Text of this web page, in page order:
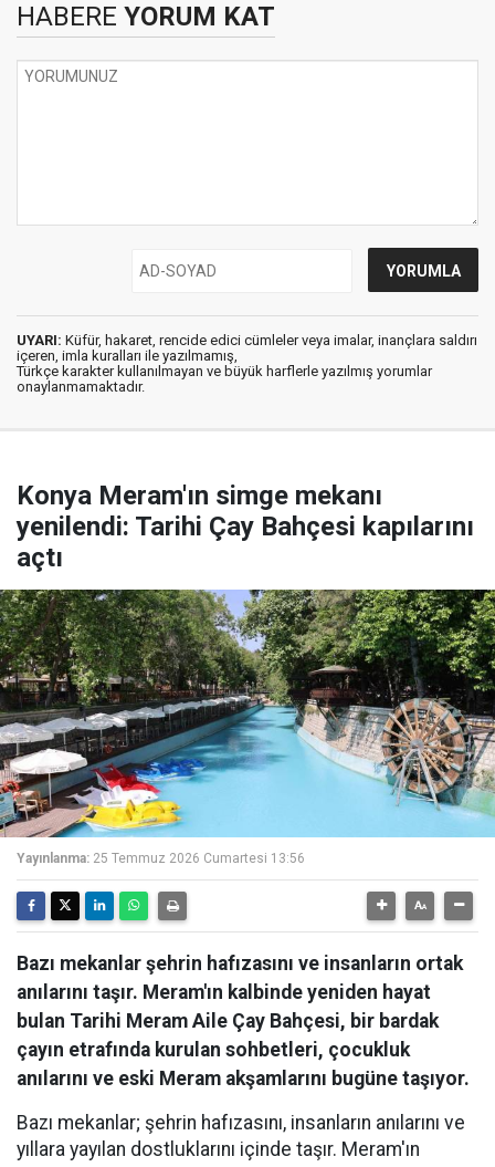
HABERE YORUM KAT
UYARI: Küfür, hakaret, rencide edici cümleler veya imalar, inançlara saldırı
içeren, imla kuralları ile yazılmamış,
Türkçe karakter kullanılmayan ve büyük harflerle yazılmış yorumlar
onaylanmamaktadır.
Konya Meram'ın simge mekanı
yenilendi: Tarihi Çay Bahçesi kapılarını
açtı
Yayınlanma: 25 Temmuz 2026 Cumartesi 13:56
Bazı mekanlar şehrin hafızasını ve insanların ortak
anılarını taşır. Meram'ın kalbinde yeniden hayat
bulan Tarihi Meram Aile Çay Bahçesi, bir bardak
çayın etrafında kurulan sohbetleri, çocukluk
anılarını ve eski Meram akşamlarını bugüne taşıyor.
Bazı mekanlar; şehrin hafızasını, insanların anılarını ve
yıllara yayılan dostluklarını içinde taşır. Meram'ın